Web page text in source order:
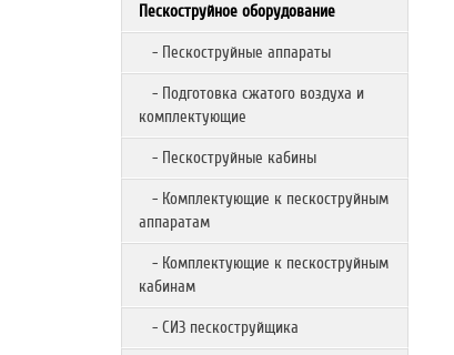
Пескоструйное оборудование
- Пескоструйные аппараты
- Подготовка сжатого воздуха и
комплектующие
- Пескоструйные кабины
- Комплектующие к пескоструйным
аппаратам
- Комплектующие к пескоструйным
кабинам
- СИЗ пескоструйщика